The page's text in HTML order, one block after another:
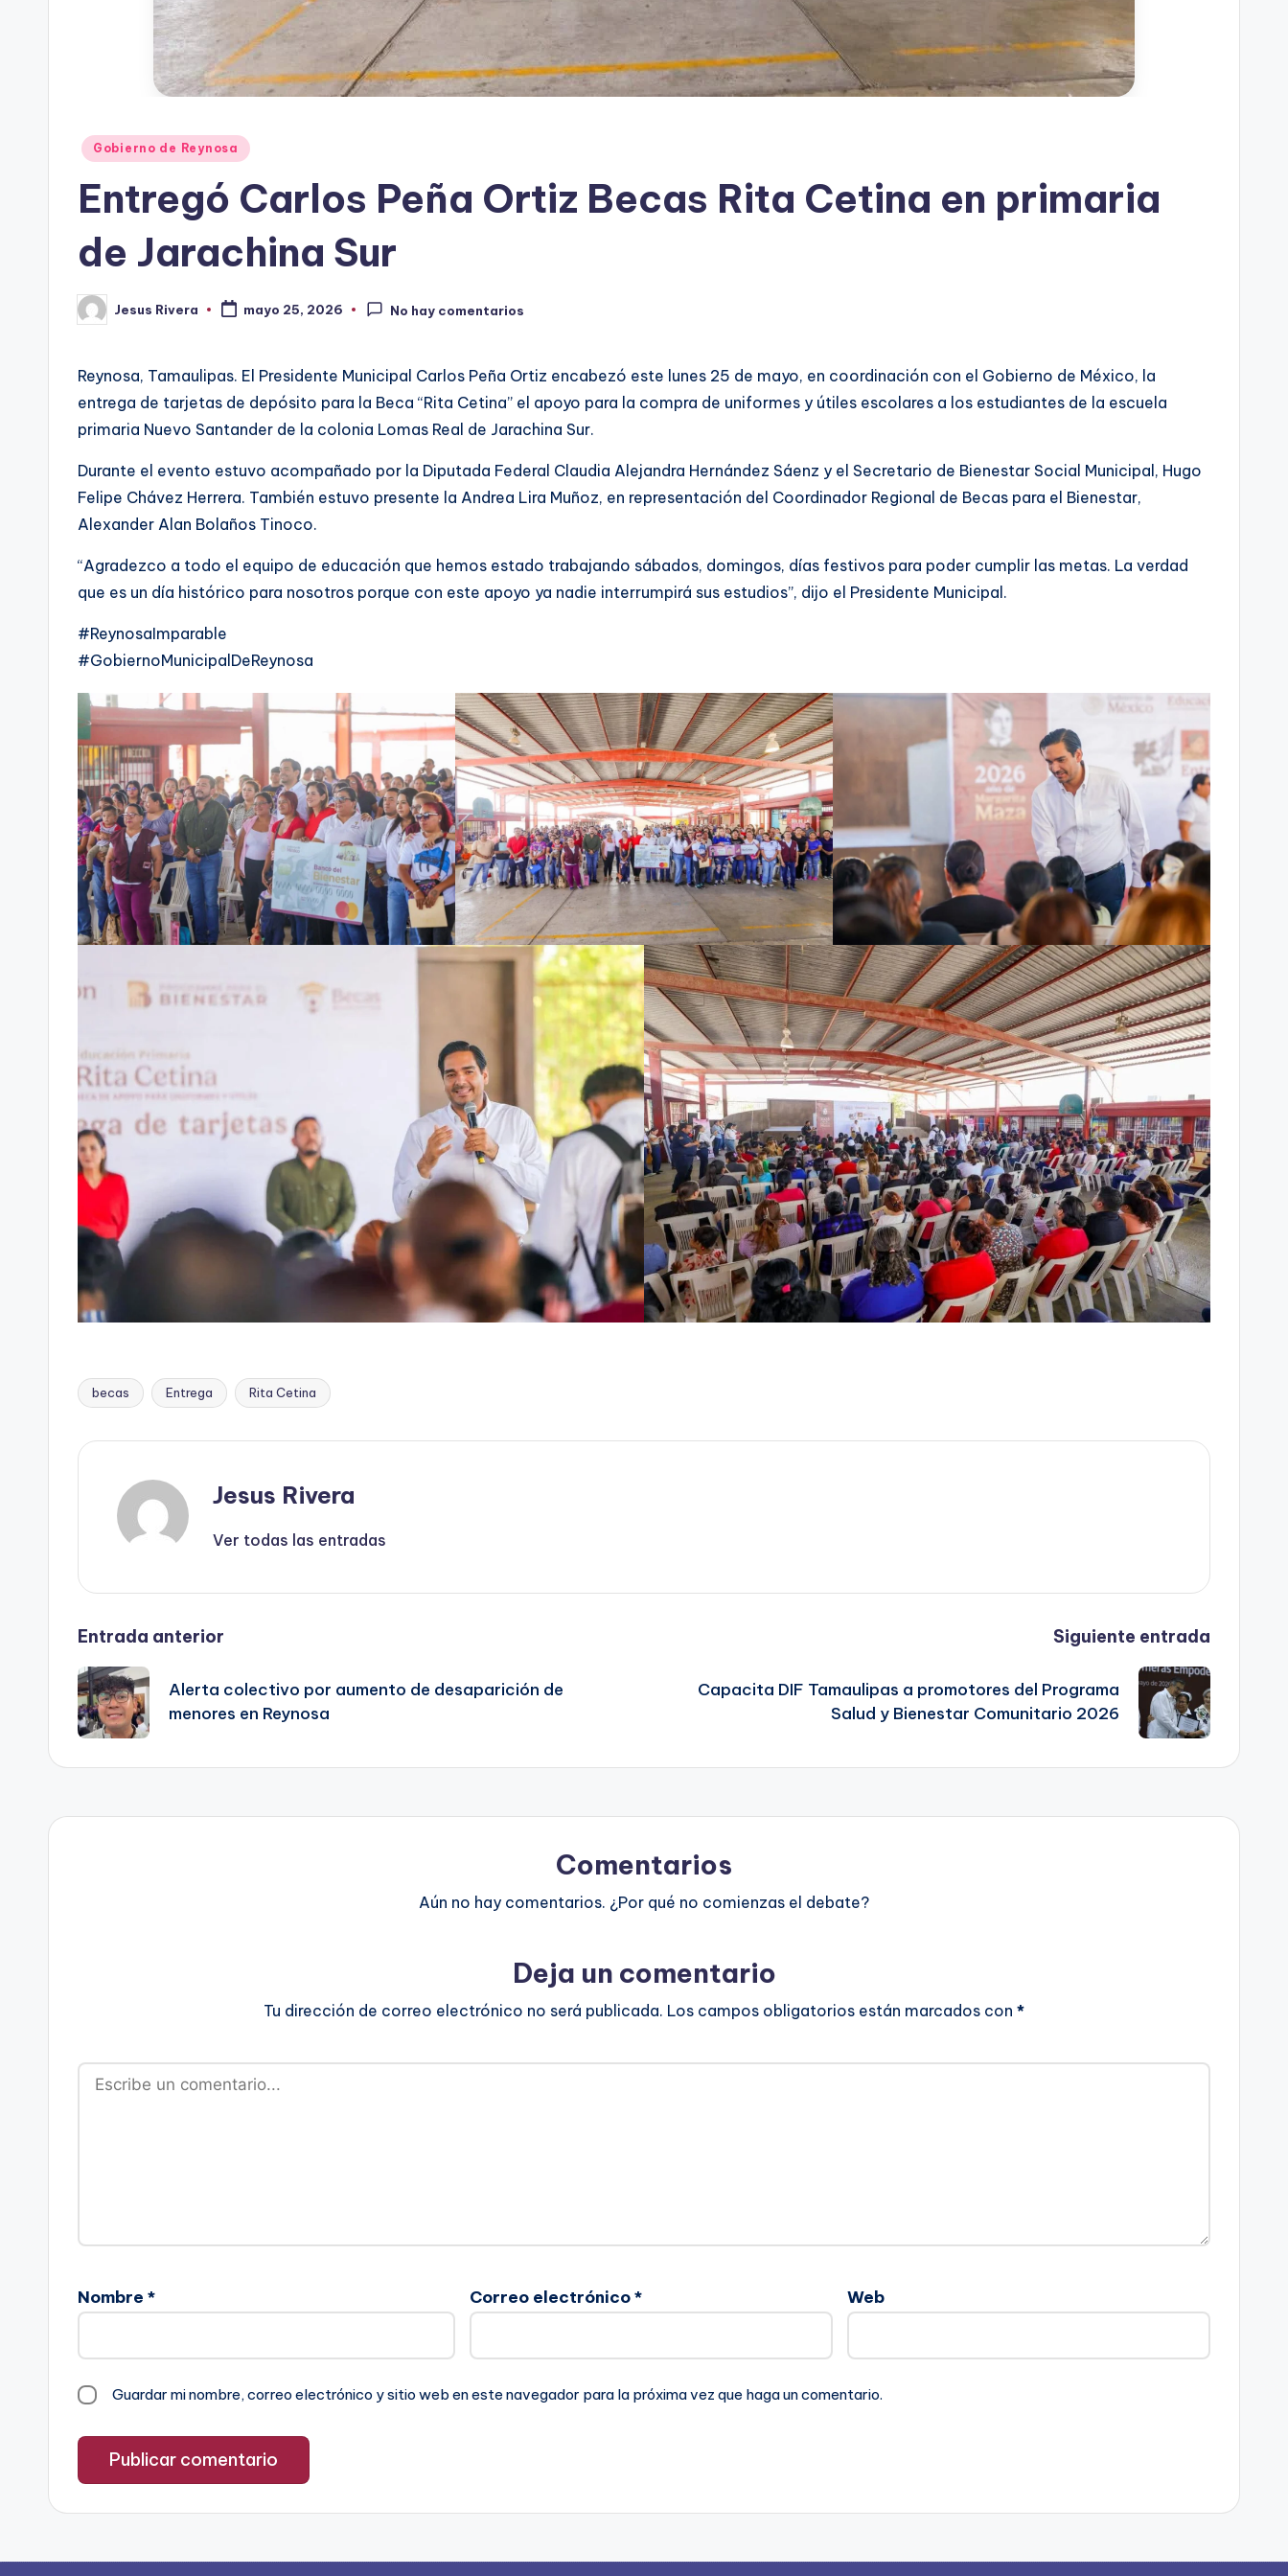
Publicado
Gobierno de Reynosa
Entregó Carlos Peña Ortiz Becas Rita Cetina en primaria
de Jarachina Sur
Publicado
por
Jesus Rivera mayo 25, 2026 No hay comentarios
Reynosa, Tamaulipas. El Presidente Municipal Carlos Peña Ortiz encabezó este lunes 25 de mayo, en coordinación con el Gobierno de México, la
entrega de tarjetas de depósito para la Beca “Rita Cetina” el apoyo para la compra de uniformes y útiles escolares a los estudiantes de la escuela
primaria Nuevo Santander de la colonia Lomas Real de Jarachina Sur.
Durante el evento estuvo acompañado por la Diputada Federal Claudia Alejandra Hernández Sáenz y el Secretario de Bienestar Social Municipal, Hugo
Felipe Chávez Herrera. También estuvo presente la Andrea Lira Muñoz, en representación del Coordinador Regional de Becas para el Bienestar,
Alexander Alan Bolaños Tinoco.
“Agradezco a todo el equipo de educación que hemos estado trabajando sábados, domingos, días festivos para poder cumplir las metas. La verdad
que es un día histórico para nosotros porque con este apoyo ya nadie interrumpirá sus estudios”, dijo el Presidente Municipal.
#ReynosaImparable
#GobiernoMunicipalDeReynosa
Etiquetas:
becas Entrega Rita Cetina
Jesus Rivera
Ver todas las entradas
Navegación
de
entradas
Entrada anterior
Alerta colectivo por aumento de desaparición de
menores en Reynosa
Siguiente entrada
Capacita DIF Tamaulipas a promotores del Programa
Salud y Bienestar Comunitario 2026
Comentarios
Aún no hay comentarios. ¿Por qué no comienzas el debate?
Deja un comentario
Tu dirección de correo electrónico no será publicada. Los campos obligatorios están marcados con *
Nombre * Correo electrónico* Web
Guardar mi nombre, correo electrónico y sitio web en este navegador para la próxima vez que haga un comentario.